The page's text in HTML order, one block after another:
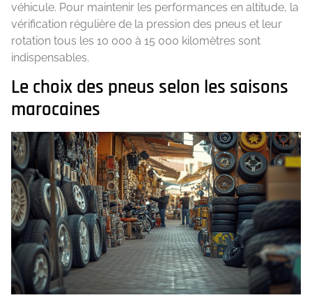
véhicule. Pour maintenir les performances en altitude, la
vérification régulière de la pression des pneus et leur
rotation tous les 10 000 à 15 000 kilomètres sont
indispensables.
Le choix des pneus selon les saisons
marocaines